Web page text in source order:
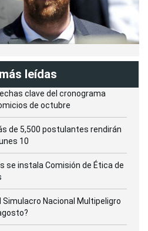
leídas
clave del cronograma
de octubre
de 5,500 postulantes rendirán
10
se instala Comisión de Ética de
Simulacro Nacional Multipeligro